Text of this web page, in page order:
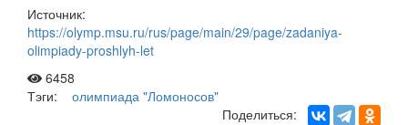
Источник:
https://olymp.msu.ru/rus/page/main/29/page/zadaniya-
olimpiady-proshlyh-let
6458
Тэги:
олимпиада "Ломоносов"
Поделиться: